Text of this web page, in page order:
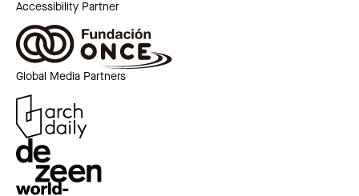
Accessibility Partner
Global Media Partners